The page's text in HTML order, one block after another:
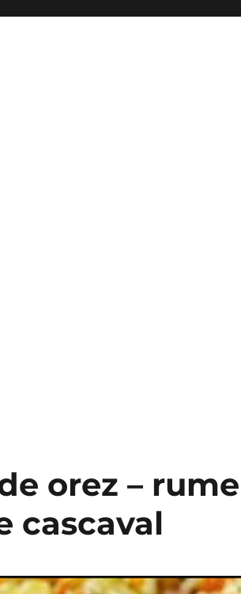
orez –
cascaval